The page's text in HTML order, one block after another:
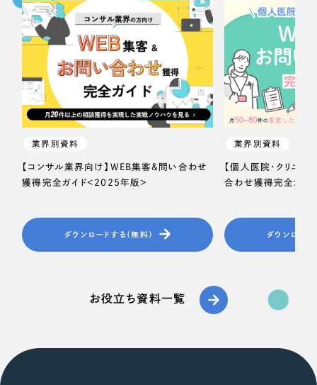
業界別資料
【コンサル業界向け】WEB集客＆問い合わせ
獲得完全ガイド＜2025年版＞
ダウンロードする（無料）
業界別資料
【個人医院・クリニッ
合わせ獲得完全ガイ
ダウンロード
お役立ち資料一覧